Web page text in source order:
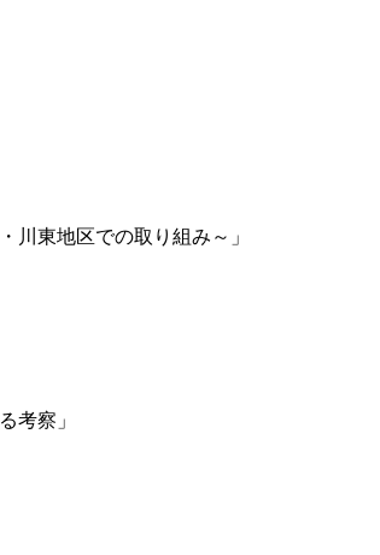
川東地区での取り組み～」
考察」